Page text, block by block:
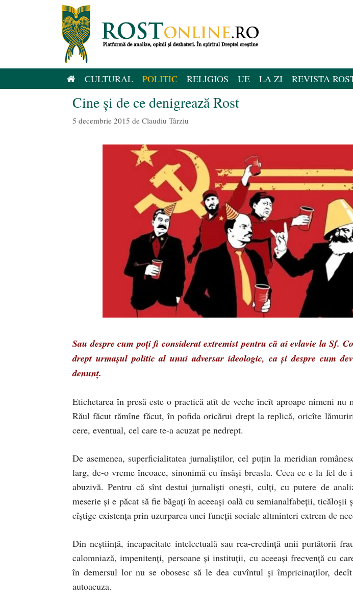
CULTURAL POLITIC RELIGIOS UE LA ZI REVISTA
Cine şi de ce denigrează Rost
5 decembrie 2015 de Claudiu Târziu
Sau despre cum poţi fi considerat extremist pentru că ai evlavie la Sf.
drept urmaşul politic al unui adversar ideologic, ca şi despre cum
denunţ.
Etichetarea în presă este o practică atît de veche încît aproape nimeni nu
Răul făcut rămîne făcut, în pofida oricărui drept la replică, oricîte
cere, eventual, cel care te-a acuzat pe nedrept.
De asemenea, superficialitatea jurnaliştilor, cel puţin la meridian
larg, de-o vreme încoace, sinonimă cu însăşi breasla. Ceea ce e la fel de
abuzivă. Pentru că sînt destui jurnalişti oneşti, culţi, cu putere de
meserie şi e păcat să fie băgaţi în aceeaşi oală cu semianalfabeţii,
cîştige existenţa prin uzurparea unei funcţii sociale altminteri extrem de
Din neştiinţă, incapacitate intelectuală sau rea-credinţă unii purtătorii
calomniază, impenitenţi, persoane şi instituţii, cu aceeaşi frecvenţă cu
în demersul lor nu se obosesc să le dea cuvîntul şi împricinaţilor,
autoacuza.